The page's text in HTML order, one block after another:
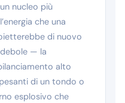
nucleo più
che una
di nuovo
debole — la
alto
di un tondo o
esplosivo che